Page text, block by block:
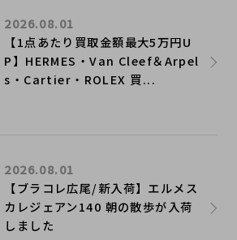
【1点あたり買取金額最大5万円U
P】HERMES・Van Cleef＆Arpel
s・Cartier・ROLEX 買...
2026.08.01
【ブラコレ広尾/新入荷】エルメス
カレジェアン140 朝の散歩が入荷
しました
2026.08.01